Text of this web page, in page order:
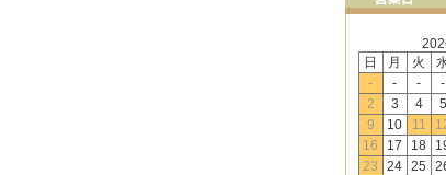
日
月 火
-
- - -
2
3 4 5
9
10 11
16
17 18
23
24 25